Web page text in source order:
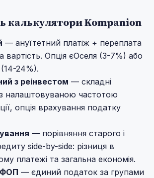
калькулятори Kompanion
— ануїтетний платіж + переплата
вартість. Опція єОселя (3-7%) або
24%).
з реінвестом — складні
налаштовуваною частотою
опція врахування податку
— порівняння старого і
side-by-side: різниця в
платежі та загальна економія.
— єдиний податок за групами